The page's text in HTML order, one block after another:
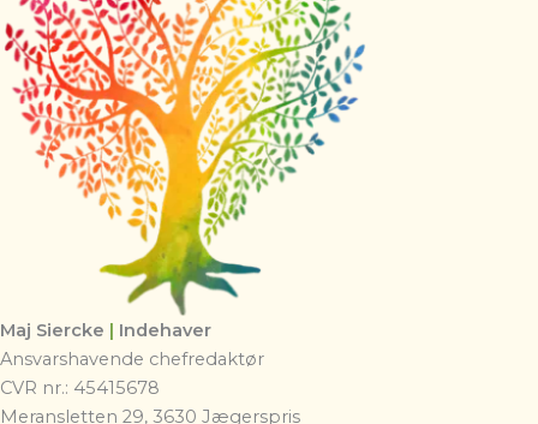
Maj Siercke | Indehaver
Ansvarshavende chefredaktør
CVR nr.: 45415678
Meransletten 29, 3630 Jægerspris